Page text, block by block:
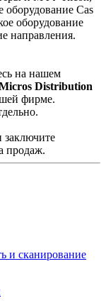
оборудование Cas
оборудование
направления.
на нашем
Distribution
фирме.
продаж.
и сканирование